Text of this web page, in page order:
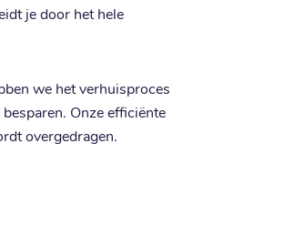
je door het hele
we het verhuisproces
Onze efficiënte
overgedragen.